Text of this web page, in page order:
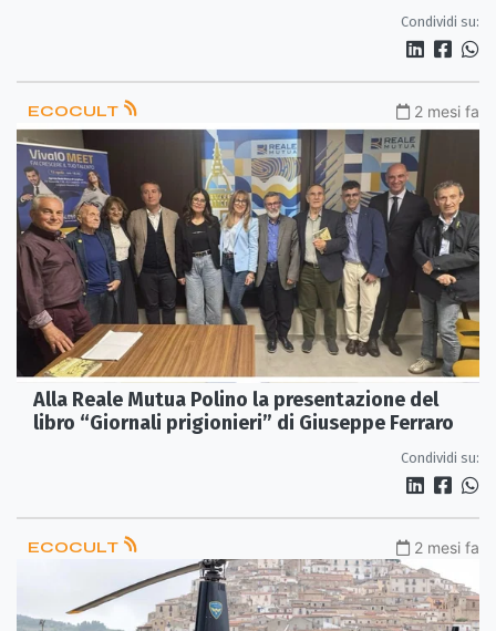
Condividi su:
ECOCULT 2 mesi fa
Alla Reale Mutua Polino la presentazione del
libro “Giornali prigionieri” di Giuseppe Ferraro
Condividi su:
ECOCULT 2 mesi fa